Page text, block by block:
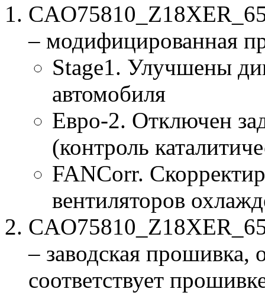
– модифицированная
Stage1. Улучшены
автомобиля
Евро-2. Отключен
(контроль
FANCorr.
вентиляторов
– заводская прошивка,
соответствует